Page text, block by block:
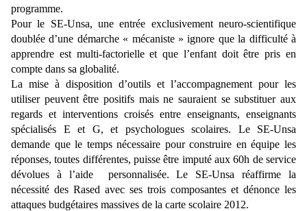
programme.
Pour le SE-Unsa, une entrée exclusivement neuro-scientifique
doublée d’une démarche « mécaniste » ignore que la difficulté à
apprendre est multi-factorielle et que l’enfant doit être pris en
compte dans sa globalité.
La mise à disposition d’outils et l’accompagnement pour les
utiliser peuvent être positifs mais ne sauraient se substituer aux
regards et interventions croisés entre enseignants, enseignants
spécialisés E et G, et psychologues scolaires. Le SE-Unsa
demande que le temps nécessaire pour construire en équipe les
réponses, toutes différentes, puisse être imputé aux 60h de service
dévolues à l’aide personnalisée. Le SE-Unsa réaffirme la
nécessité des Rased avec ses trois composantes et dénonce les
attaques budgétaires massives de la carte scolaire 2012.